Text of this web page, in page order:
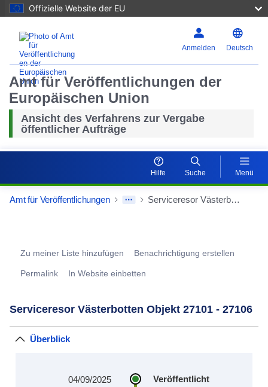
Offizielle Website der EU
Anmelden Deutsch
Amt für Veröffentlichungen der
Europäischen Union
Ansicht des Verfahrens zur Vergabe
öffentlicher Aufträge
Hilfe Suche Menü
Amt für Veröffentlichungen Serviceresor Västerbotten Objekt 27101 - 27106
Zu meiner Liste hinzufügen Benachrichtigung erstellen
Permalink In Website einbetten
Serviceresor Västerbotten Objekt 27101 - 27106
Überblick
Veröffentlicht
04/09/2025